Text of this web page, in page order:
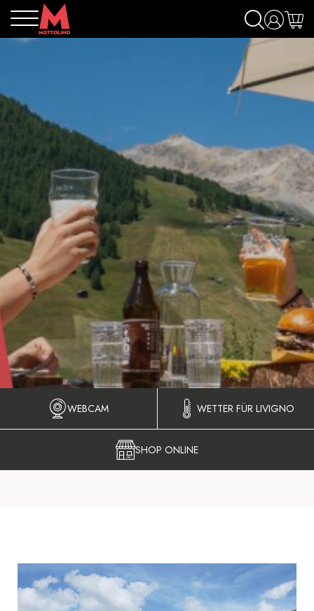
WEBCAM WETTER FÜR LIVIGNO
SHOP ONLINE